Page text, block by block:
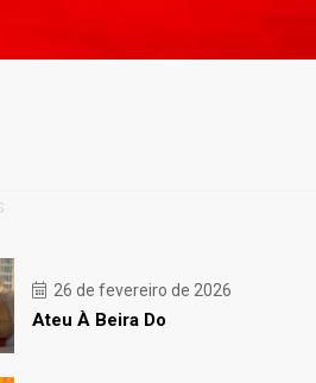
26 de fevereiro de 2026
Ateu À Beira Do